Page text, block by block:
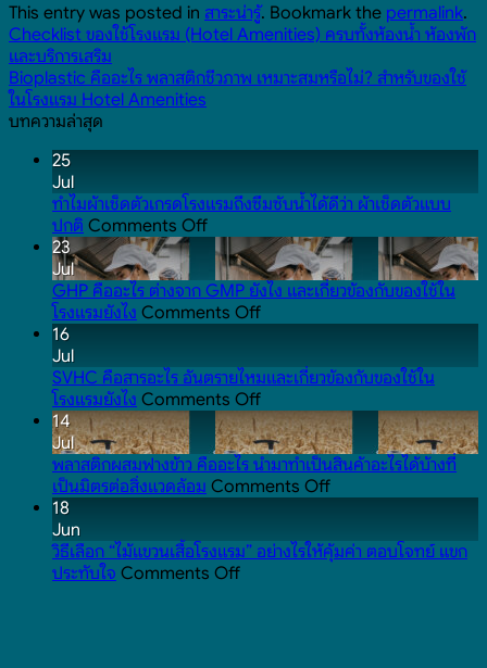
This entry was posted in สาระน่ารู้. Bookmark the permalink.
Checklist ของใช้โรงแรม (Hotel Amenities) ครบทั้งห้องน้ำ ห้องพัก
และบริการเสริม
Bioplastic คืออะไร พลาสติกชีวภาพ เหมาะสมหรือไม่? สำหรับของใช้
ในโรงแรม Hotel Amenities
บทความล่าสุด
25
Jul
ทำไมผ้าเช็ดตัวเกรดโรงแรมถึงซึมซับน้ำได้ดีว่า ผ้าเช็ดตัวแบบ
ปกติ Comments Offon
ทำไม
ผ้าเช็ดตัว
เกรด
โรงแรม
น้ำ
ได้
ดี
ว่า
ผ้าเช็ดตัว
แบบ
23
Jul
GHP คืออะไร ต่างจาก GMP ยังไง และเกี่ยวข้องกับของใช้ใน
โรงแรมยังไง Comments Offon
อะไร
ต่าง
จาก
GMP
ยัง
ไง
กับ
16
Jul
SVHC คือสารอะไร อันตรายไหมและเกี่ยวข้องกับของใช้ใน
โรงแรมยังไง Comments Offon
SVHC
คือ
สาร
อะไร
และ
14
Jul
พลาสติกผสมฟางข้าว คืออะไร นำมาทำเป็นสินค้าอะไรได้บ้างที่
เป็นมิตรต่อสิ่งแวดล้อม Comments Offon
ฟาง
18
Jun
วิธีเลือก “ไม้แขวนเสื้อโรงแรม” อย่างไรให้คุ้มค่า ตอบโจทย์ แขก
ประทับใจ Comments Offon